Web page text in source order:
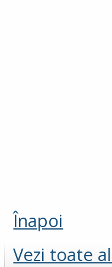
Înapoi
Vezi toate